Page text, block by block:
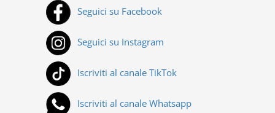
Seguici su Facebook
Seguici su Instagram
Iscriviti al canale TikTok
Iscriviti al canale Whatsapp